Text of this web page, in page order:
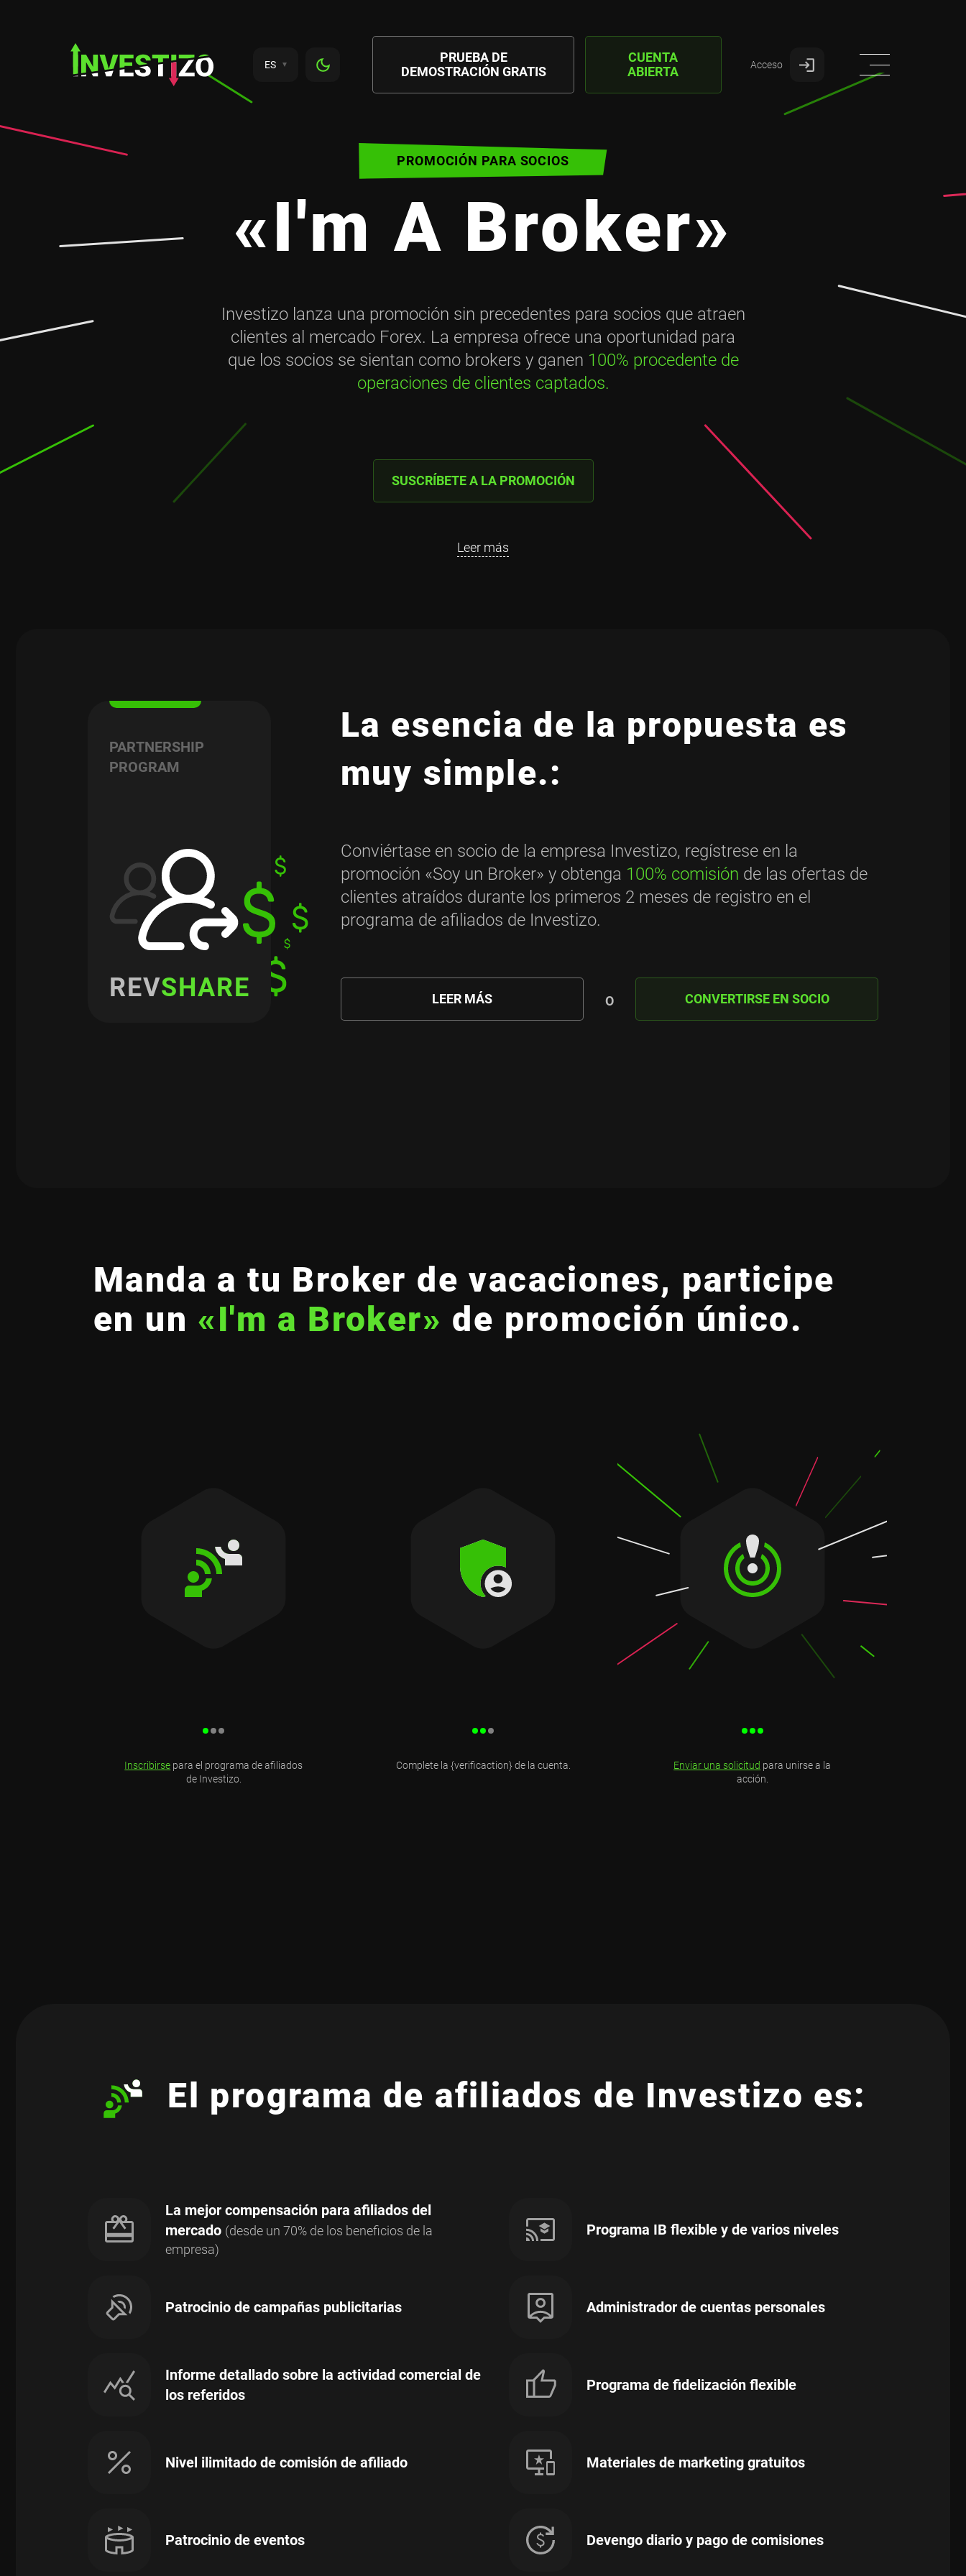
ES
PRUEBA DE
DEMOSTRACIÓN GRATIS
CUENTA
ABIERTA
Acceso
PROMOCIÓN PARA SOCIOS
«I'm A Broker»
Investizo lanza una promoción sin precedentes para socios que atraen
clientes al mercado Forex. La empresa ofrece una oportunidad para
que los socios se sientan como brokers y ganen 100% procedente de
operaciones de clientes captados.
SUSCRÍBETE A LA PROMOCIÓN
Leer más
La esencia de la propuesta es
muy simple.:
PARTNERSHIP
PROGRAM
REVSHARE
Conviértase en socio de la empresa Investizo, regístrese en la
promoción «Soy un Broker» y obtenga 100% comisión de las ofertas de
clientes atraídos durante los primeros 2 meses de registro en el
programa de afiliados de Investizo.
LEER MÁS O CONVERTIRSE EN SOCIO
Manda a tu Broker de vacaciones, participe
en un «I'm a Broker» de promoción único.
Inscribirse para el programa de afiliados
de Investizo.
Complete la {verificaction} de la cuenta. Enviar una solicitud para unirse a la
acción.
El programa de afiliados de Investizo es:
La mejor compensación para afiliados del
mercado (desde un 70% de los beneficios de la
empresa)
Programa IB flexible y de varios niveles
Patrocinio de campañas publicitarias Administrador de cuentas personales
Informe detallado sobre la actividad comercial de
los referidos
Programa de fidelización flexible
Nivel ilimitado de comisión de afiliado Materiales de marketing gratuitos
Patrocinio de eventos Devengo diario y pago de comisiones